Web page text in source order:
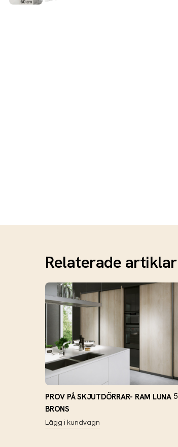
Relaterade artiklar
PROV PÅ SKJUTDÖRRAR- RAM LUNA
BRONS
Lägg i kundvagn
5